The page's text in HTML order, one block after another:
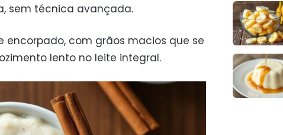
sem técnica avançada.
encorpado, com grãos macios que se
lento no leite integral.